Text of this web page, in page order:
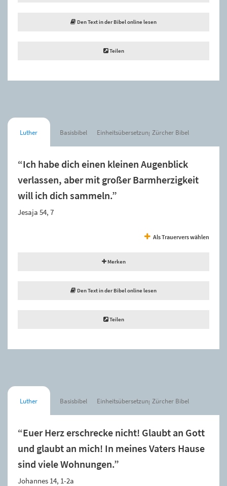
Den Text in der Bibel online lesen
Teilen
Luther Basisbibel Einheitsübersetzung Zürcher Bibel
“Ich habe dich einen kleinen Augenblick
verlassen, aber mit großer Barmherzigkeit
will ich dich sammeln.”
Jesaja 54, 7
Als Trauervers wählen
Merken
Den Text in der Bibel online lesen
Teilen
Luther Basisbibel Einheitsübersetzung Zürcher Bibel
“Euer Herz erschrecke nicht! Glaubt an Gott
und glaubt an mich! In meines Vaters Hause
sind viele Wohnungen.”
Johannes 14, 1-2a